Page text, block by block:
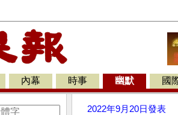
內幕 時事 幽默 國
2022年9月20日發表